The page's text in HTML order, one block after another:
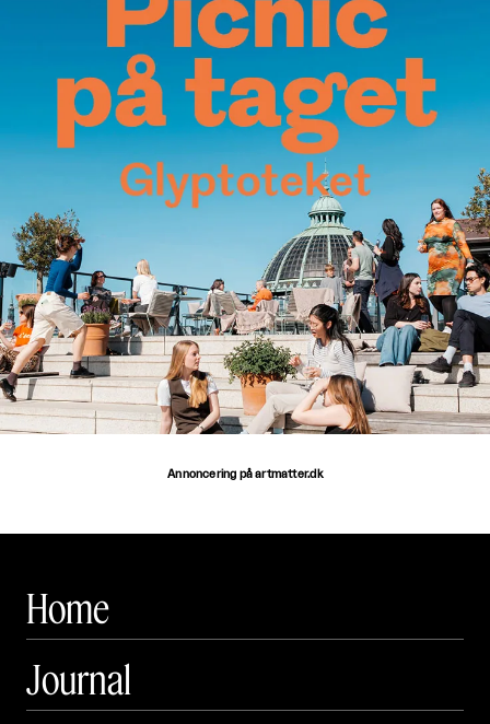
Annoncering på artmatter.dk
Home
Journal